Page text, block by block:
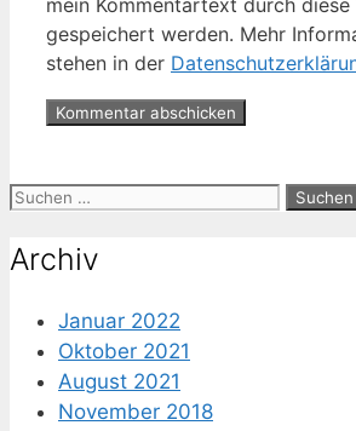
gespeichert werden. Mehr
stehen in der
Suche
Archiv
Januar 2022
Oktober 2021
August 2021
November 2018